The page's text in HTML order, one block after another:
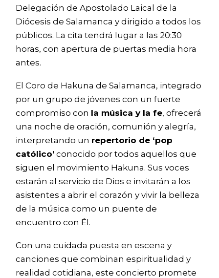
Delegación de Apostolado Laical de la
Diócesis de Salamanca y dirigido a todos los
públicos. La cita tendrá lugar a las 20:30
horas, con apertura de puertas media hora
antes.
El Coro de Hakuna de Salamanca, integrado
por un grupo de jóvenes con un fuerte
compromiso con la música y la fe, ofrecerá
una noche de oración, comunión y alegría,
interpretando un repertorio de ‘pop
católico’ conocido por todos aquellos que
siguen el movimiento Hakuna. Sus voces
estarán al servicio de Dios e invitarán a los
asistentes a abrir el corazón y vivir la belleza
de la música como un puente de
encuentro con Él.
Con una cuidada puesta en escena y
canciones que combinan espiritualidad y
realidad cotidiana, este concierto promete